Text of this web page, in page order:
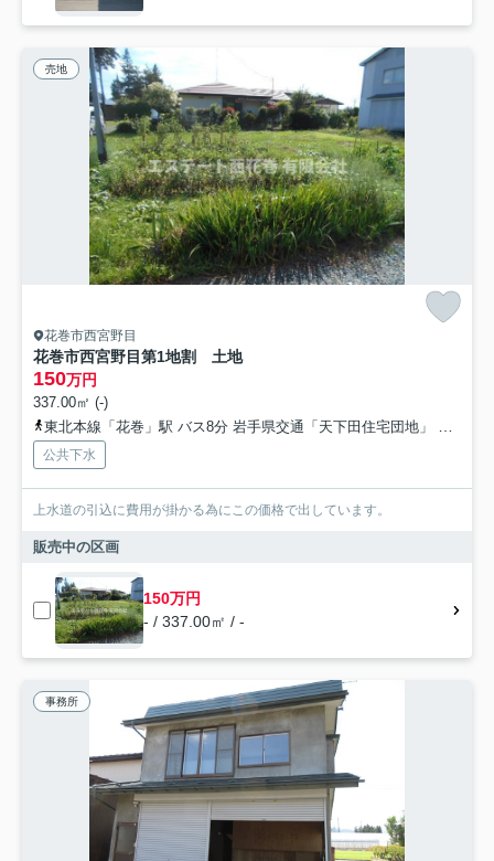
売地
花巻市西宮野目
花巻市西宮野目第1地割 土地
150万円
337.00㎡ (-)
東北本線「花巻」駅 バス8分 岩手県交通「天下田住宅団地」 停歩13分
公共下水
上水道の引込に費用が掛かる為にこの価格で出しています。
販売中の区画
150万円
- / 337.00㎡ / -
事務所